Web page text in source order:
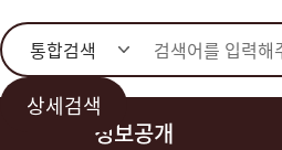
통합검색
상세검색
정보공개